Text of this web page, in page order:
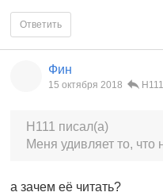
Ответить
Фин
15 октября 2018 Н111
Н111 писал(а)
Меня удивляет то, что
а зачем её читать?